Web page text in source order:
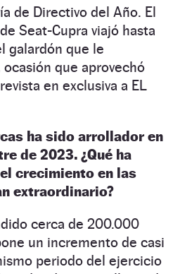
de Directivo del Año. El
Seat-Cupra viajó hasta
galardón que le
que aprovechó
en exclusiva a EL
ha sido arrollador en
de 2023. ¿Qué ha
crecimiento en las
extraordinario?
cerca de 200.000
un incremento de casi
periodo del ejercicio